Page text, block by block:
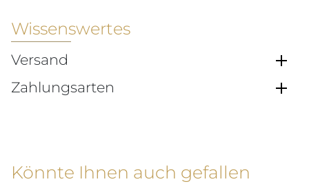
Wissenswertes
Versand
Zahlungsarten
Könnte Ihnen auch gefallen